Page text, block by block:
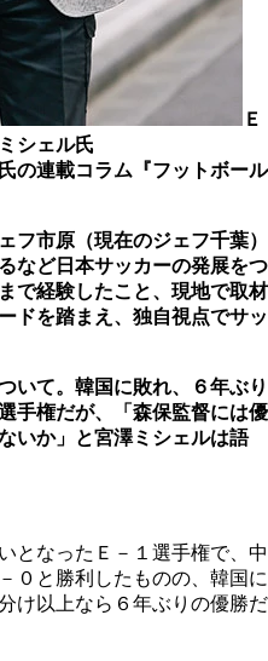
Ｅ
シェル氏
の連載コラム『フットボール
フ市原（現在のジェフ千葉）
など日本サッカーの発展をつ
で経験したこと、現地で取材
ドを踏まえ、独自視点でサッ
いて。韓国に敗れ、６年ぶり
手権だが、「森保監督には優
いか」と宮澤ミシェルは語
となったＥ－１選手権で、中
０と勝利したものの、韓国に
け以上なら６年ぶりの優勝だ